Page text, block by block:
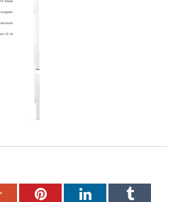
Google+PinterestLinkedInTumblr